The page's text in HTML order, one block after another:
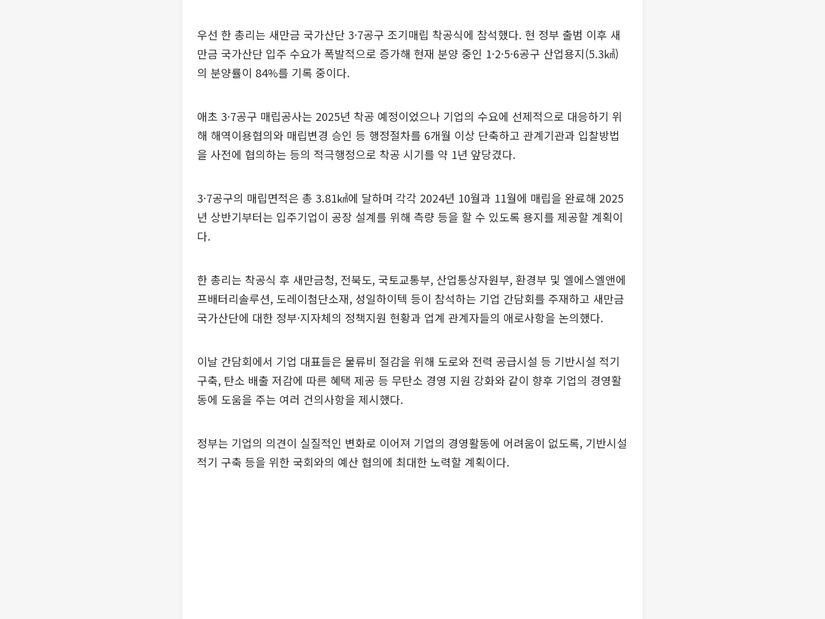
우선 한 총리는 새만금 국가산단 3·7공구 조기매립 착공식에 참석했다. 현 정부 출범 이후 새
만금 국가산단 입주 수요가 폭발적으로 증가해 현재 분양 중인 1·2·5·6공구 산업용지(5.3㎢)
의 분양률이 84%를 기록 중이다.
애초 3·7공구 매립공사는 2025년 착공 예정이었으나 기업의 수요에 선제적으로 대응하기 위
해 해역이용협의와 매립변경 승인 등 행정절차를 6개월 이상 단축하고 관계기관과 입찰방법
을 사전에 협의하는 등의 적극행정으로 착공 시기를 약 1년 앞당겼다.
3·7공구의 매립면적은 총 3.81㎢에 달하며 각각 2024년 10월과 11월에 매립을 완료해 2025
년 상반기부터는 입주기업이 공장 설계를 위해 측량 등을 할 수 있도록 용지를 제공할 계획이
다.
한 총리는 착공식 후 새만금청, 전북도, 국토교통부, 산업통상자원부, 환경부 및 엘에스엘앤에
프배터리솔루션, 도레이첨단소재, 성일하이텍 등이 참석하는 기업 간담회를 주재하고 새만금
국가산단에 대한 정부·지자체의 정책지원 현황과 업계 관계자들의 애로사항을 논의했다.
이날 간담회에서 기업 대표들은 물류비 절감을 위해 도로와 전력 공급시설 등 기반시설 적기
구축, 탄소 배출 저감에 따른 혜택 제공 등 무탄소 경영 지원 강화와 같이 향후 기업의 경영활
동에 도움을 주는 여러 건의사항을 제시했다.
정부는 기업의 의견이 실질적인 변화로 이어져 기업의 경영활동에 어려움이 없도록, 기반시설
적기 구축 등을 위한 국회와의 예산 협의에 최대한 노력할 계획이다.